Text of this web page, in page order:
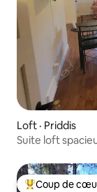
Loft · Priddis
Suite loft
Coup de